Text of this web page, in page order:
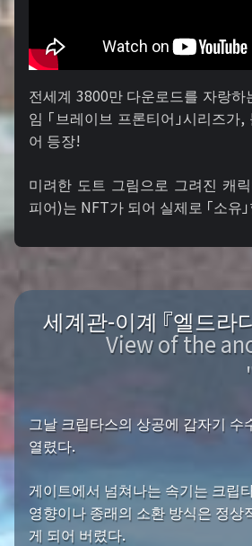
전세계 3800만 다운로드를 자랑하
임 「브레이브 프론티어」시리즈가
어 등장!
미려한 도트 그림으로 그려진 캐
피어)는 NFT가 되어 실제로 「소유
세계관-이계 『엘드라
View of the
그날 크립타스의 상공에 갑자기 수
열렸다.
게이트에서 넘쳐나는 속기는 크립
영향이나 종래의 소환 방식은 정상
게 되어 버렸다.